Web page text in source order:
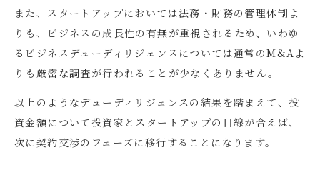
また、スタートアップにおいては法務・財務の管理体制よ
りも、ビジネスの成長性の有無が重視されるため、いわゆ
るビジネスデューディリジェンスについては通常のM&A よ
りも厳密な調査が行われることが少なくありません。
以上のようなデューディリジェンスの結果を踏まえて、投
資金額について投資家とスタートアップの目線が合えば、
次に契約交渉のフェーズに移行することになります。